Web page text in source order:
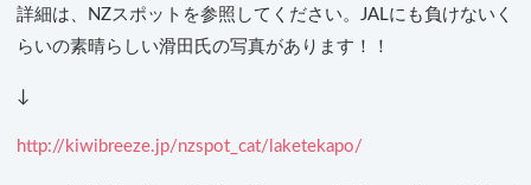
詳細は、NZスポットを参照してください。JALにも負けないく
らいの素晴らしい滑田氏の写真があります！！
↓
http://kiwibreeze.jp/nzspot_cat/laketekapo/